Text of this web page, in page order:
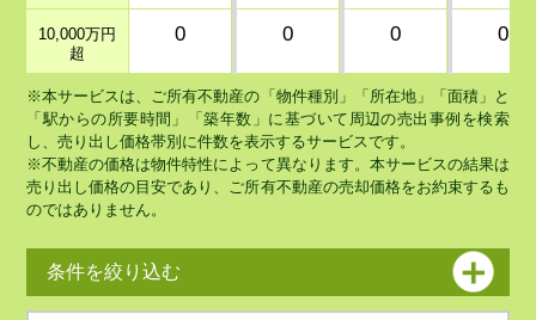
10,000万円
超
0 0 0 0
※本サービスは、ご所有不動産の「物件種別」「所在地」「面積」と
「駅からの所要時間」「築年数」に基づいて周辺の売出事例を検索
し、売り出し価格帯別に件数を表示するサービスです。
※不動産の価格は物件特性によって異なります。本サービスの結果は
売り出し価格の目安であり、ご所有不動産の売却価格をお約束するも
のではありません。
条件を絞り込む